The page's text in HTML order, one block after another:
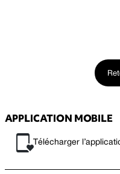
APPLICATION MOBILE
Télécharger